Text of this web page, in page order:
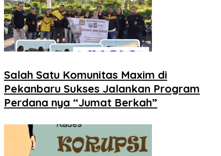
Salah Satu Komunitas Maxim di
Pekanbaru Sukses Jalankan Program
Perdana nya “Jumat Berkah”